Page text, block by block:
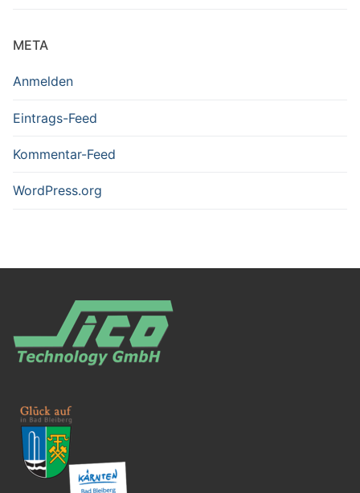
META
Anmelden
Eintrags-Feed
Kommentar-Feed
WordPress.org